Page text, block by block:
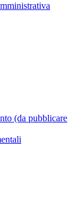
(da pubblicare